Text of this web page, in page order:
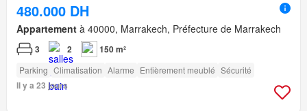
480.000 DH
Appartement à 40000, Marrakech, Préfecture de Marrakech
3 2 150 m²
Parking Climatisation Alarme Entièrement meublé Sécurité
Il y a 23 jours